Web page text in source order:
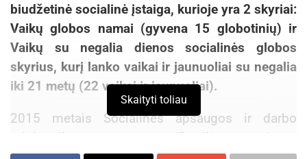
biudžetinė socialinė įstaiga, kurioje yra 2 skyriai:
Vaikų globos namai (gyvena 15 globotinių) ir
Vaikų su negalia dienos socialinės globos
skyrius, kurį lanko vaikai ir jaunuoliai su negalia
iki 21 metų (22 vaikai ir jaunuoliai).
2015 metais Socialinės apsaugos ir darbo
ministerija antrus metus iš eilės organizavo
Skaityti toliau